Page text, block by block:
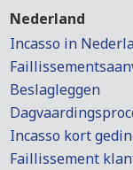
Nederland
Incasso in
Beslagleggen
Incasso kort
Faillissement